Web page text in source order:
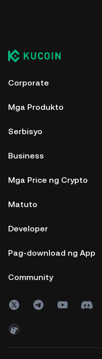
Corporate
Mga Produkto
Serbisyo
Business
Mga Price ng Crypto
Matuto
Developer
Pag-download ng App
Community